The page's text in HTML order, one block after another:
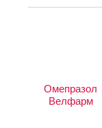
Омепразол
Велфарм